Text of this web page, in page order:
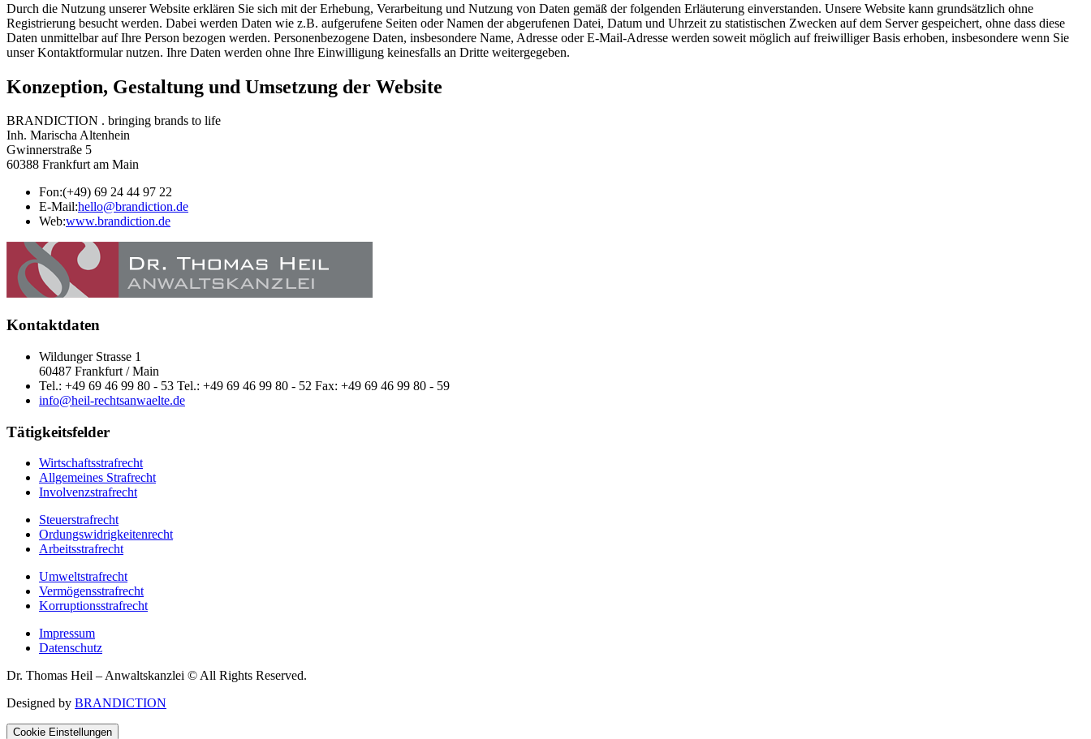
Durch die Nutzung unserer Website erklären Sie sich mit der Erhebung, Verarbeitung und Nutzung von Daten gemäß der folgenden Erläuterung einverstanden. Unsere Website kann grundsätzlich ohne
Registrierung besucht werden. Dabei werden Daten wie z.B. aufgerufene Seiten oder Namen der abgerufenen Datei, Datum und Uhrzeit zu statistischen Zwecken auf dem Server gespeichert, ohne dass diese
Daten unmittelbar auf Ihre Person bezogen werden. Personenbezogene Daten, insbesondere Name, Adresse oder E-Mail-Adresse werden soweit möglich auf freiwilliger Basis erhoben, insbesondere wenn Sie
unser Kontaktformular nutzen. Ihre Daten werden ohne Ihre Einwilligung keinesfalls an Dritte weitergegeben.
Konzeption, Gestaltung und Umsetzung der Website
BRANDICTION . bringing brands to life
Inh. Marischa Altenhein
Gwinnerstraße 5
60388 Frankfurt am Main
Fon:(+49) 69 24 44 97 22
E-Mail:hello@brandiction.de
Web:www.brandiction.de
Kontaktdaten
Wildunger Strasse 1
60487 Frankfurt / Main
Tel.: +49 69 46 99 80 - 53 Tel.: +49 69 46 99 80 - 52 Fax: +49 69 46 99 80 - 59
info@heil-rechtsanwaelte.de
Tätigkeitsfelder
Wirtschaftsstrafrecht
Allgemeines Strafrecht
Involvenzstrafrecht
Steuerstrafrecht
Ordungswidrigkeitenrecht
Arbeitsstrafrecht
Umweltstrafrecht
Vermögensstrafrecht
Korruptionsstrafrecht
Impressum
Datenschutz
Dr. Thomas Heil – Anwaltskanzlei © All Rights Reserved.
Designed by BRANDICTION
Cookie Einstellungen